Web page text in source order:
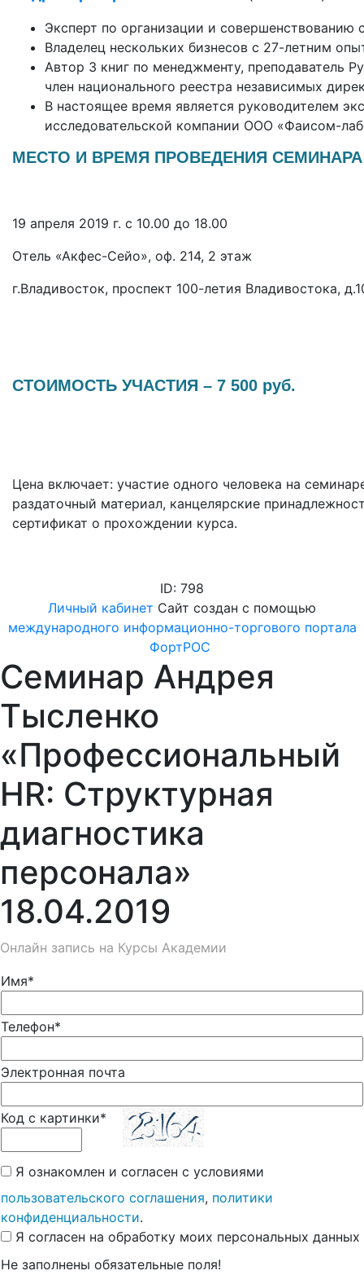
Эксперт по организации и совершенствованию
Владелец нескольких бизнесов с 27-летним
Автор 3 книг по менеджменту, преподаватель
член национального реестра независимых
В настоящее время является руководителем
исследовательской компании ООО «Фаисом-
МЕСТО И ВРЕМЯ ПРОВЕДЕНИЯ СЕМИНАРА
19 апреля 2019 г. с 10.00 до 18.00
Отель «Акфес-Сейо», оф. 214, 2 этаж
г.Владивосток, проспект 100-летия Владивостока,
СТОИМОСТЬ УЧАСТИЯ – 7 500 руб.
Цена включает: участие одного человека на
раздаточный материал, канцелярские
сертификат о прохождении курса.
ID: 798
Личный кабинет Сайт создан с помощью
международного информационно-торгового портала
ФортРОС
Семинар Андрея
Тысленко
«Профессиональный
HR: Структурная
диагностика
персонала»
18.04.2019
Онлайн запись на Курсы Академии
Имя*
Телефон*
Электронная почта
Код с картинки*
Я ознакомлен и согласен с условиями
пользовательского соглашения, политики
конфиденциальности.
Я согласен на обработку моих персональных данных
Не заполнены обязательные поля!